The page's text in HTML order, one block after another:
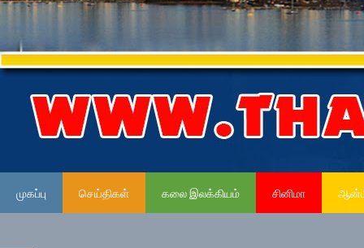
முகப்பு செய்திகள் கலை இலக்கியம் சினிமா